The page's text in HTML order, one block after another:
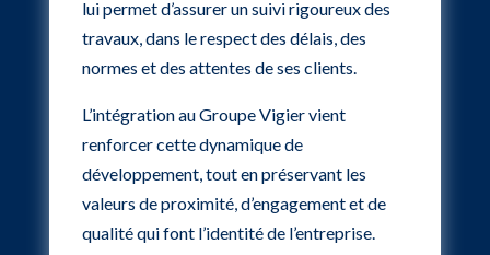
lui permet d’assurer un suivi rigoureux des
travaux, dans le respect des délais, des
normes et des attentes de ses clients.
L’intégration au Groupe Vigier vient
renforcer cette dynamique de
développement, tout en préservant les
valeurs de proximité, d’engagement et de
qualité qui font l’identité de l’entreprise.